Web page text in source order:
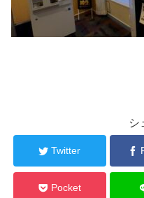
シ
Twitter
Pocket